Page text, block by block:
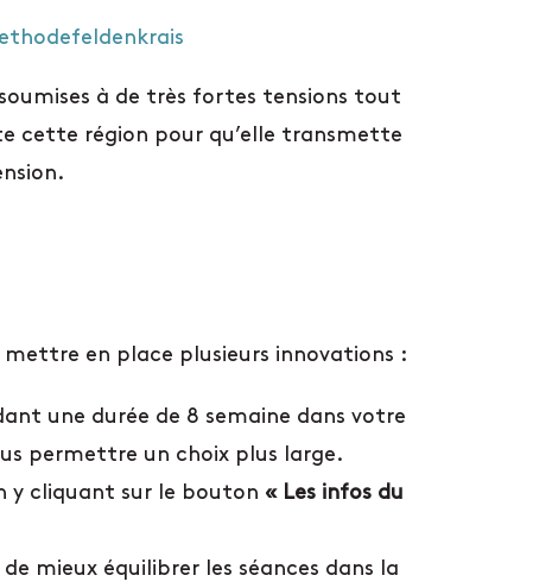
à de très fortes tensions tout
cette région pour qu’elle transmette
mettre en place plusieurs innovations :
une durée de 8 semaine dans votre
permettre un choix plus large.
y cliquant sur le bouton « Les infos du
mieux équilibrer les séances dans la